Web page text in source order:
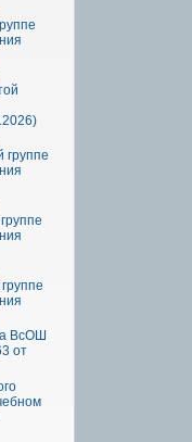
группе
ВсОШ
от